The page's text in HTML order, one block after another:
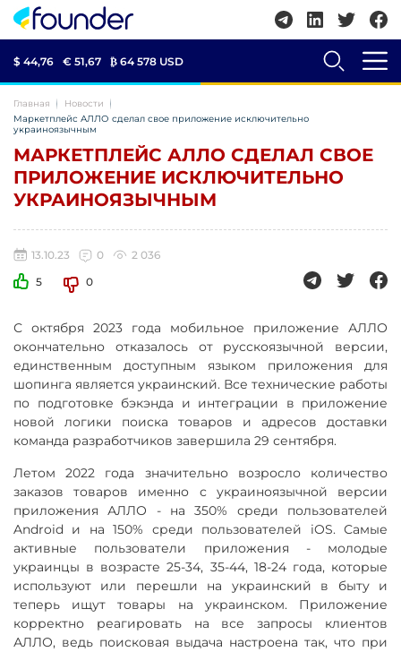
$ 44,76 € 51,67 ₿ 64 578 USD
Главная
Новости
Маркетплейс АЛЛО сделал свое приложение исключительно
украиноязычным
МАРКЕТПЛЕЙС АЛЛО СДЕЛАЛ СВОЕ
ПРИЛОЖЕНИЕ ИСКЛЮЧИТЕЛЬНО
УКРАИНОЯЗЫЧНЫМ
13.10.23 0
2 036
5
0
С октября 2023 года мобильное приложение АЛЛО
окончательно отказалось от русскоязычной версии,
единственным доступным языком приложения для
шопинга является украинский. Все технические работы
по подготовке бэкэнда и интеграции в приложение
новой логики поиска товаров и адресов доставки
команда разработчиков завершила 29 сентября.
Летом 2022 года значительно возросло количество
заказов товаров именно с украиноязычной версии
приложения АЛЛО - на 350% среди пользователей
Android и на 150% среди пользователей iOS. Самые
активные пользователи приложения - молодые
украинцы в возрасте 25-34, 35-44, 18-24 года, которые
используют или перешли на украинский в быту и
теперь ищут товары на украинском. Приложение
корректно реагировать на все запросы клиентов
АЛЛО, ведь поисковая выдача настроена так, что при